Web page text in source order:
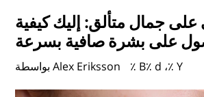
جمال متألق: إليك كيفية
على بشرة صافية بسرعة
بواسطة Alex Eriksson ٪ B٪ d ،٪ Y